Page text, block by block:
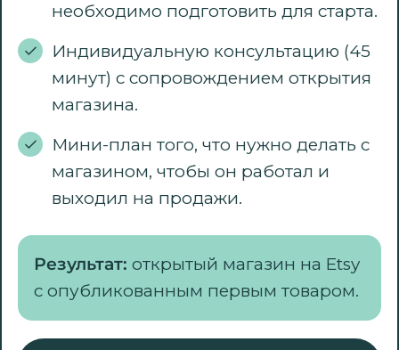
необходимо подготовить для старта.
Индивидуальную консультацию (45
минут) с сопровождением открытия
магазина.
Мини-план того, что нужно делать с
магазином, чтобы он работал и
выходил на продажи.
Результат: открытый магазин на Etsy
с опубликованным первым товаром.